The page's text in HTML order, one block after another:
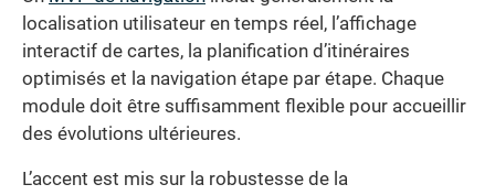
localisation utilisateur en temps réel, l’affichage
interactif de cartes, la planification d’itinéraires
optimisés et la navigation étape par étape. Chaque
module doit être suffisamment flexible pour accueillir
des évolutions ultérieures.
L’accent est mis sur la robustesse de la